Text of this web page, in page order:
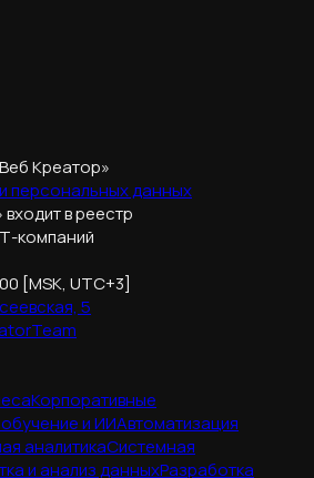
Креатор»
персональных данных
в реестр
компаний
[MSK, UTC+3]
5
Корпоративные
и ИИАвтоматизация
аналитикаСистемная
и анализ данныхРазработка